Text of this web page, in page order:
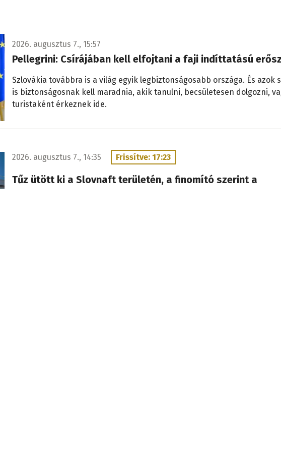
2026. augusztus 7., 15:57
Pellegrini: Csírájában kell elfojtani a faji indíttatású
Szlovákia továbbra is a világ egyik legbiztonságosabb országa. És azok
is biztonságosnak kell maradnia, akik tanulni, becsületesen dolgozni,
turistaként érkeznek ide.
2026. augusztus 7., 14:35
Frissítve: 17:23
Tűz ütött ki a Slovnaft területén, a finomító szerint a